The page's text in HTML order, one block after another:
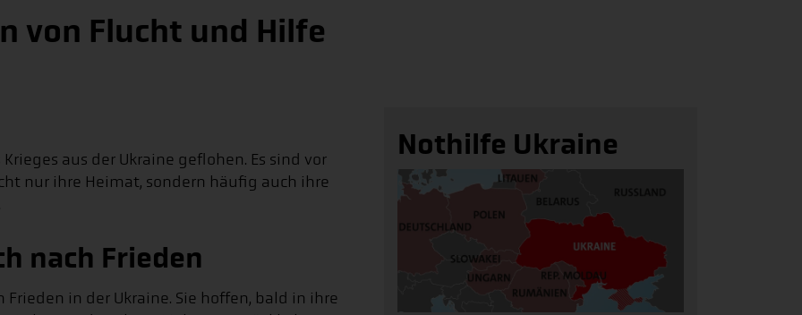
von Flucht und Hilfe
aus der Ukraine geflohen. Es sind vor
nur ihre Heimat, sondern häufig auch ihre
nach Frieden
in der Ukraine. Sie hoffen, bald in ihre
Nothilfe Ukraine